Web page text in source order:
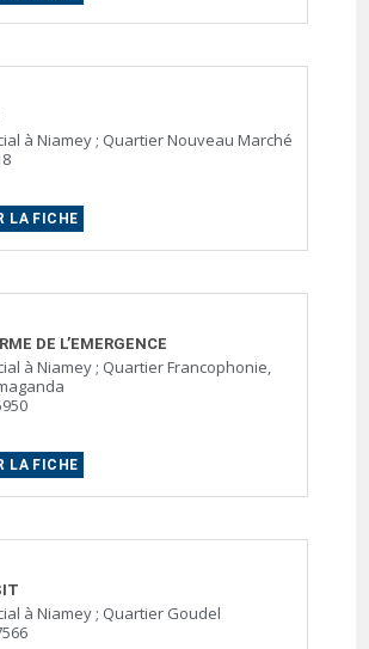
à Niamey ; Quartier Nouveau Marché
LA FICHE
DE L’EMERGENCE
à Niamey ; Quartier Francophonie,
LA FICHE
à Niamey ; Quartier Goudel